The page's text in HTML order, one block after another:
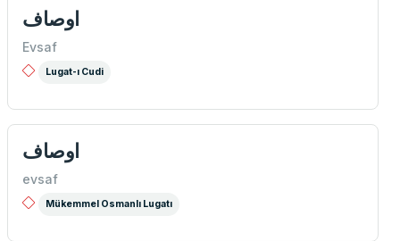
اوصاف
Evsaf
Lugat-ı Cudi
اوصاف
evsaf
Mükemmel Osmanlı Lugatı